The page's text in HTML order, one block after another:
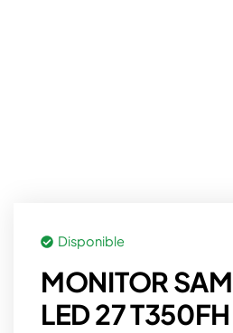
Disponible
MONITOR
LED 27 T350FH